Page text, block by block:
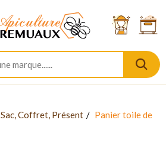
Sac, Coffret, Présent
Panier toile de